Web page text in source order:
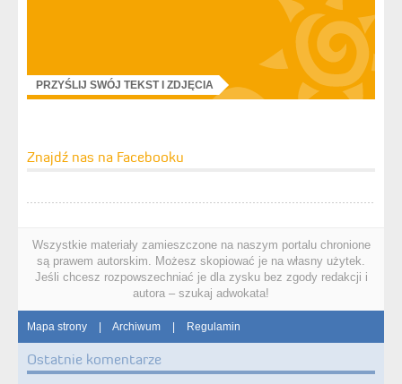
PRZYŚLIJ SWÓJ TEKST I ZDJĘCIA
Znajdź nas na Facebooku
Wszystkie materiały zamieszczone na naszym portalu chronione
są prawem autorskim. Możesz skopiować je na własny użytek.
Jeśli chcesz rozpowszechniać je dla zysku bez zgody redakcji i
autora – szukaj adwokata!
Mapa strony | Archiwum | Regulamin
Ostatnie komentarze